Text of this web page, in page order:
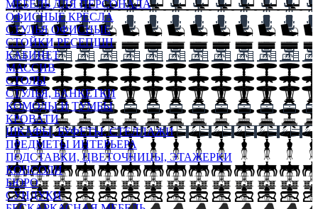
МЕБЕЛЬ ДЛЯ ПЕРСОНАЛА
ОФИСНЫЕ КРЕСЛА
СТУЛЬЯ ОФИСНЫЕ
СТОЙКИ РЕСЕПШН
КАБИНЕТ
МАССИВ
СТОЛЫ
СТУЛЬЯ, БАНКЕТКИ
КОМОДЫ И ТУМБЫ
КРОВАТИ
ШКАФЫ, БУФЕТЫ, СТЕЛЛАЖИ
ПРЕДМЕТЫ ИНТЕРЬЕРА
ПОДСТАВКИ, ЦВЕТОЧНИЦЫ, ЭТАЖЕРКИ
КОНСОЛИ
БЮРО
СУНДУКИ